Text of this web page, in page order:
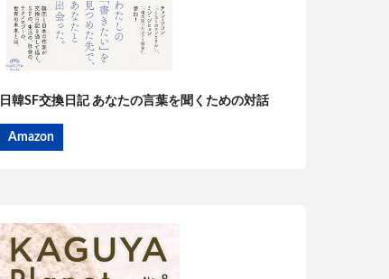
日韓SF交換日記 あなたの言葉を聞くための対話
Amazon